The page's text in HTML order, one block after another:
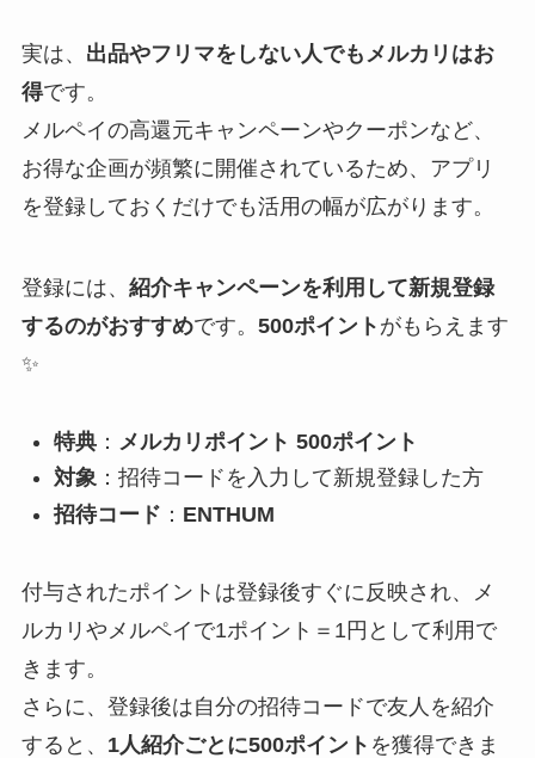
実は、 出品やフリマをしない人でもメルカリはお
得です。
メルペイの高還元キャンペーンやクーポンなど、
お得な企画が頻繁に開催されているため、アプリ
を登録しておくだけでも活用の幅が広がります。
登録には、 紹介キャンペーンを利用して新規登録
するのがおすすめです。 500ポイント がもらえます
✨
特典： メルカリポイント 500ポイント
対象：招待コードを入力して新規登録した方
招待コード ： ENTHUM
付与されたポイントは登録後すぐに反映され、メ
ルカリやメルペイで1ポイント＝1円として利用で
きます。
さらに、登録後は自分の招待コードで友人を紹介
すると、 1人紹介ごとに500ポイント を獲得できま